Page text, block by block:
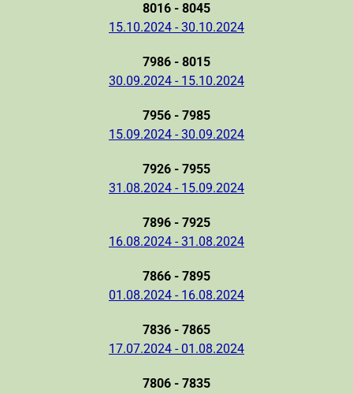
8016 - 8045
15.10.2024 - 30.10.2024
7986 - 8015
30.09.2024 - 15.10.2024
7956 - 7985
15.09.2024 - 30.09.2024
7926 - 7955
31.08.2024 - 15.09.2024
7896 - 7925
16.08.2024 - 31.08.2024
7866 - 7895
01.08.2024 - 16.08.2024
7836 - 7865
17.07.2024 - 01.08.2024
7806 - 7835